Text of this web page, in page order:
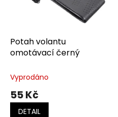
d
u
Potah volantu
omotávací černý
Vyprodáno
55 Kč
DETAIL